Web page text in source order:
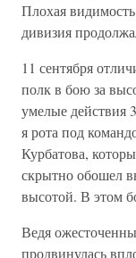
Плохая
дивизия
11 сентября
полк в бою за
умелые действия
я рота под
Курбатова,
скрытно обошел
высотой. В этом
Ведя
продвинулась